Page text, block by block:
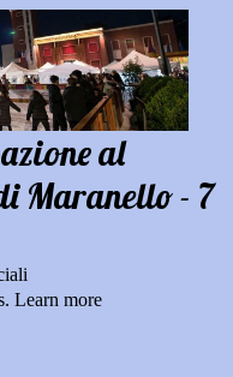
al
Maranello - 7
Learn more